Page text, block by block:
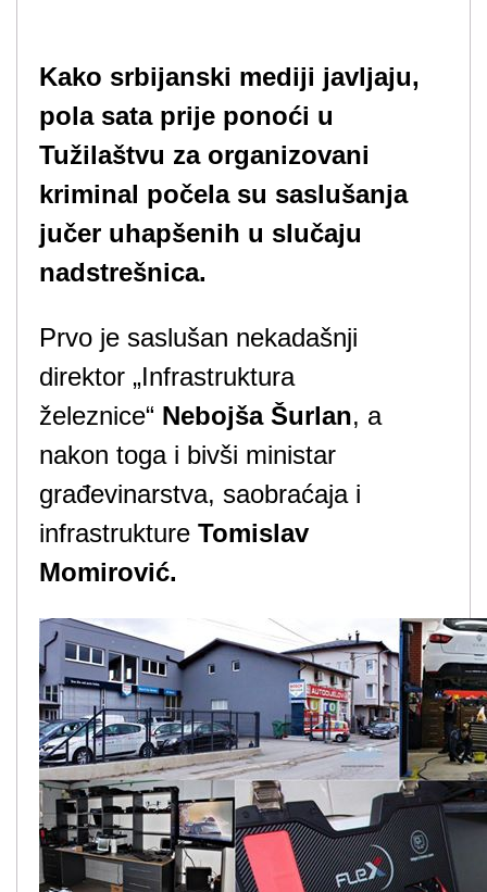
Kako srbijanski mediji javljaju,
pola sata prije ponoći u
Tužilaštvu za organizovani
kriminal počela su saslušanja
jučer uhapšenih u slučaju
nadstrešnica.
Prvo je saslušan nekadašnji
direktor „Infrastruktura
železnice“ Nebojša Šurlan, a
nakon toga i bivši ministar
građevinarstva, saobraćaja i
infrastrukture Tomislav
Momirović.